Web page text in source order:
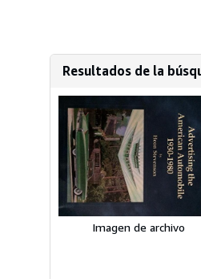
Resultados de la
Imagen de archivo